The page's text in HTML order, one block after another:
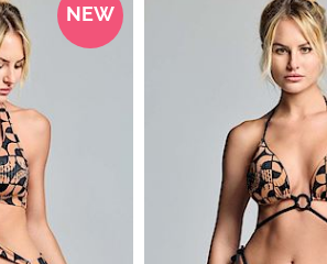
NEW